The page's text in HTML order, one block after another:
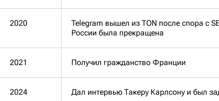
2020
Telegram вышел из TON после спора с
России была прекращена
2021 Получил гражданство Франции
2024 Дал интервью Такеру Карлсону и был